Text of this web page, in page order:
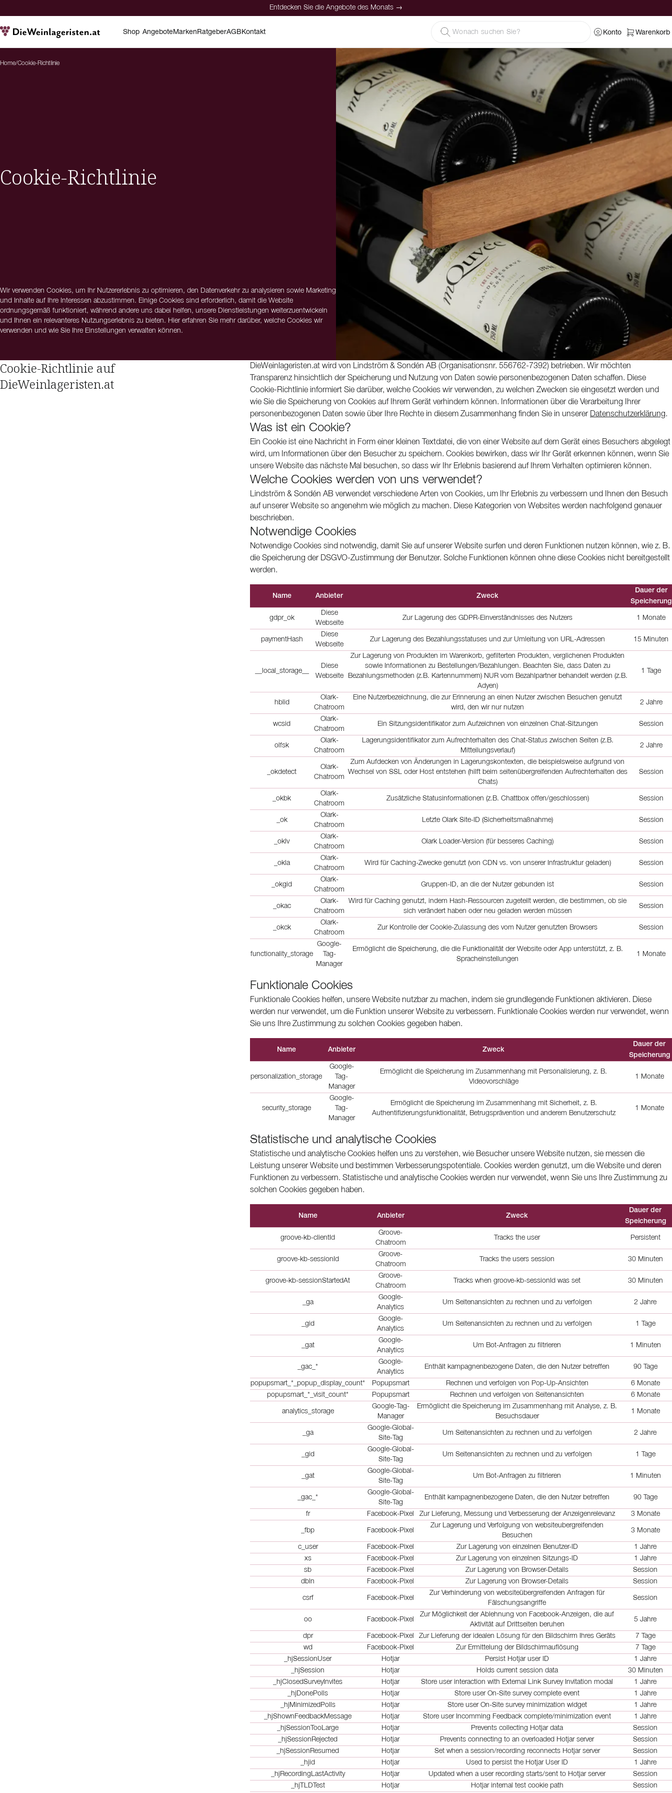
Entdecken Sie die Angebote des Monats →
Shop AngeboteMarkenRatgeberAGBKontakt Konto Warenkorb
Home/Cookie-Richtlinie
Cookie-Richtlinie
Wir verwenden Cookies, um Ihr Nutzererlebnis zu optimieren, den Datenverkehr zu analysieren sowie Marketing
und Inhalte auf Ihre Interessen abzustimmen. Einige Cookies sind erforderlich, damit die Website
ordnungsgemäß funktioniert, während andere uns dabei helfen, unsere Dienstleistungen weiterzuentwickeln
und Ihnen ein relevanteres Nutzungserlebnis zu bieten. Hier erfahren Sie mehr darüber, welche Cookies wir
verwenden und wie Sie Ihre Einstellungen verwalten können.
Cookie-Richtlinie auf
DieWeinlageristen.at
DieWeinlageristen.at wird von Lindström & Sondén AB (Organisationsnr. 556762-7392) betrieben. Wir möchten
Transparenz hinsichtlich der Speicherung und Nutzung von Daten sowie personenbezogenen Daten schaffen. Diese
Cookie-Richtlinie informiert Sie darüber, welche Cookies wir verwenden, zu welchen Zwecken sie eingesetzt werden und
wie Sie die Speicherung von Cookies auf Ihrem Gerät verhindern können. Informationen über die Verarbeitung Ihrer
personenbezogenen Daten sowie über Ihre Rechte in diesem Zusammenhang finden Sie in unserer Datenschutzerklärung .
Was ist ein Cookie?
Ein Cookie ist eine Nachricht in Form einer kleinen Textdatei, die von einer Website auf dem Gerät eines Besuchers abgelegt
wird, um Informationen über den Besucher zu speichern. Cookies bewirken, dass wir Ihr Gerät erkennen können, wenn Sie
unsere Website das nächste Mal besuchen, so dass wir Ihr Erlebnis basierend auf Ihrem Verhalten optimieren können.
Welche Cookies werden von uns verwendet?
Lindström & Sondén AB verwendet verschiedene Arten von Cookies, um Ihr Erlebnis zu verbessern und Ihnen den Besuch
auf unserer Website so angenehm wie möglich zu machen. Diese Kategorien von Websites werden nachfolgend genauer
beschrieben.
Notwendige Cookies
Notwendige Cookies sind notwendig, damit Sie auf unserer Website surfen und deren Funktionen nutzen können, wie z. B.
die Speicherung der DSGVO-Zustimmung der Benutzer. Solche Funktionen können ohne diese Cookies nicht bereitgestellt
werden.
Name Anbieter Zweck
Dauer der
Speicherung
gdpr_ok
Diese
Webseite
Zur Lagerung des GDPR-Einverständnisses des Nutzers 1 Monate
paymentHash
Diese
Webseite
Zur Lagerung des Bezahlungsstatuses und zur Umleitung von URL-Adressen 15 Minuten
__local_storage__
Diese
Webseite
Zur Lagerung von Produkten im Warenkorb, gefilterten Produkten, verglichenen Produkten
sowie Informationen zu Bestellungen/Bezahlungen. Beachten Sie, dass Daten zu
Bezahlungsmethoden (z.B. Kartennummern) NUR vom Bezahlpartner behandelt werden (z.B.
Adyen)
1 Tage
hblid
Olark-
Chatroom
Eine Nutzerbezeichnung, die zur Erinnerung an einen Nutzer zwischen Besuchen genutzt
wird, den wir nur nutzen
2 Jahre
wcsid
Olark-
Chatroom
Ein Sitzungsidentifikator zum Aufzeichnen von einzelnen Chat-Sitzungen Session
olfsk
Olark-
Chatroom
Lagerungsidentifikator zum Aufrechterhalten des Chat-Status zwischen Seiten (z.B.
Mitteilungsverlauf)
2 Jahre
_okdetect
Olark-
Chatroom
Zum Aufdecken von Änderungen in Lagerungskontexten, die beispielsweise aufgrund von
Wechsel von SSL oder Host entstehen (hilft beim seitenübergreifenden Aufrechterhalten des
Chats)
Session
_okbk
Olark-
Chatroom
Zusätzliche Statusinformationen (z.B. Chattbox offen/geschlossen) Session
_ok
Olark-
Chatroom
Letzte Olark Site-ID (Sicherheitsmaßnahme) Session
_oklv
Olark-
Chatroom
Olark Loader-Version (für besseres Caching) Session
_okla
Olark-
Chatroom
Wird für Caching-Zwecke genutzt (von CDN vs. von unserer Infrastruktur geladen) Session
_okgid
Olark-
Chatroom
Gruppen-ID, an die der Nutzer gebunden ist Session
_okac
Olark-
Chatroom
Wird für Caching genutzt, indem Hash-Ressourcen zugeteilt werden, die bestimmen, ob sie
sich verändert haben oder neu geladen werden müssen
Session
_okck
Olark-
Chatroom
Zur Kontrolle der Cookie-Zulassung des vom Nutzer genutzten Browsers Session
functionality_storage
Google-
Tag-
Manager
Ermöglicht die Speicherung, die die Funktionalität der Website oder App unterstützt, z. B.
Spracheinstellungen
1 Monate
Funktionale Cookies
Funktionale Cookies helfen, unsere Website nutzbar zu machen, indem sie grundlegende Funktionen aktivieren. Diese
werden nur verwendet, um die Funktion unserer Website zu verbessern. Funktionale Cookies werden nur verwendet, wenn
Sie uns Ihre Zustimmung zu solchen Cookies gegeben haben.
Name Anbieter Zweck
Dauer der
Speicherung
personalization_storage
Google-
Tag-
Manager
Ermöglicht die Speicherung im Zusammenhang mit Personalisierung, z. B.
Videovorschläge
1 Monate
security_storage
Google-
Tag-
Manager
Ermöglicht die Speicherung im Zusammenhang mit Sicherheit, z. B.
Authentifizierungsfunktionalität, Betrugsprävention und anderem Benutzerschutz
1 Monate
Statistische und analytische Cookies
Statistische und analytische Cookies helfen uns zu verstehen, wie Besucher unsere Website nutzen, sie messen die
Leistung unserer Website und bestimmen Verbesserungspotentiale. Cookies werden genutzt, um die Website und deren
Funktionen zu verbessern. Statistische und analytische Cookies werden nur verwendet, wenn Sie uns Ihre Zustimmung zu
solchen Cookies gegeben haben.
Name Anbieter Zweck
Dauer der
Speicherung
groove-kb-clientId
Groove-
Chatroom
Tracks the user Persistent
groove-kb-sessionId
Groove-
Chatroom
Tracks the users session 30 Minuten
groove-kb-sessionStartedAt
Groove-
Chatroom
Tracks when groove-kb-sessionId was set 30 Minuten
_ga
Google-
Analytics
Um Seitenansichten zu rechnen und zu verfolgen 2 Jahre
_gid
Google-
Analytics
Um Seitenansichten zu rechnen und zu verfolgen 1 Tage
_gat
Google-
Analytics
Um Bot-Anfragen zu filtrieren 1 Minuten
_gac_*
Google-
Analytics
Enthält kampagnenbezogene Daten, die den Nutzer betreffen 90 Tage
popupsmart_*_popup_display_count* Popupsmart Rechnen und verfolgen von Pop-Up-Ansichten
6 Monate
popupsmart_*_visit_count*
Popupsmart Rechnen und verfolgen von Seitenansichten 6 Monate
analytics_storage
Google-Tag-
Manager
Ermöglicht die Speicherung im Zusammenhang mit Analyse, z. B.
Besuchsdauer
1 Monate
_ga
Google-Global-
Site-Tag
Um Seitenansichten zu rechnen und zu verfolgen 2 Jahre
_gid
Google-Global-
Site-Tag
Um Seitenansichten zu rechnen und zu verfolgen 1 Tage
_gat
Google-Global-
Site-Tag
Um Bot-Anfragen zu filtrieren 1 Minuten
_gac_*
Google-Global-
Site-Tag
Enthält kampagnenbezogene Daten, die den Nutzer betreffen 90 Tage
fr Facebook-Pixel Zur Lieferung, Messung und Verbesserung der Anzeigenrelevanz 3 Monate
_fbp Facebook-Pixel
Zur Lagerung und Verfolgung von websiteubergreifenden
Besuchen
3 Monate
c_user Facebook-Pixel Zur Lagerung von einzelnen Benutzer-ID
1 Jahre
xs
Facebook-Pixel Zur Lagerung von einzelnen Sitzungs-ID
1 Jahre
sb
Facebook-Pixel Zur Lagerung von Browser-Details
Session
dbln
Facebook-Pixel Zur Lagerung von Browser-Details Session
csrf Facebook-Pixel
Zur Verhinderung von websiteübergreifenden Anfragen für
Fälschungsangriffe
Session
oo Facebook-Pixel
Zur Möglichkeit der Ablehnung von Facebook-Anzeigen, die auf
Aktivität auf Drittseiten beruhen
5 Jahre
dpr Facebook-Pixel Zur Lieferung der idealen Lösung für den Bildschirm Ihres Geräts
7 Tage
wd
Facebook-Pixel Zur Ermittelung der Bildschirmauflösung
7 Tage
_hjSessionUser
Hotjar Persist Hotjar user ID
1 Jahre
_hjSession
Hotjar Holds current session data
30 Minuten
_hjClosedSurveyInvites
Hotjar Store user interaction with External Link Survey Invitation modal
1 Jahre
_hjDonePolls
Hotjar Store user On-Site survey complete event
1 Jahre
_hjMinimizedPolls
Hotjar Store user On-Site survey minimization widget
1 Jahre
_hjShownFeedbackMessage
Hotjar Store user Incomming Feedback complete/minimization event
1 Jahre
_hjSessionTooLarge
Hotjar Prevents collecting Hotjar data
Session
_hjSessionRejected
Hotjar Prevents connecting to an overloaded Hotjar server
Session
_hjSessionResumed
Hotjar Set when a session/recording reconnects Hotjar server
Session
_hjid
Hotjar Used to persist the Hotjar User ID
1 Jahre
_hjRecordingLastActivity
Hotjar Updated when a user recording starts/sent to Hotjar server
Session
_hjTLDTest
Hotjar Hotjar internal test cookie path Session